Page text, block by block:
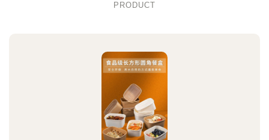
PRODUCT